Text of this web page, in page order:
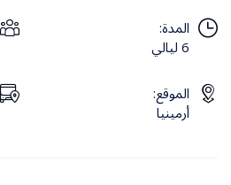
المدة:
6 ليالي
الموقع:
أرمينيا